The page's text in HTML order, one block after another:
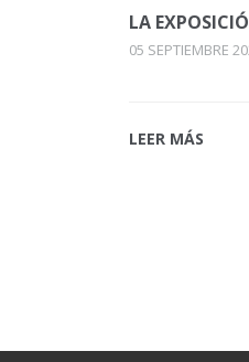
LA
05 SEPTIEMBRE
LEER MÁS